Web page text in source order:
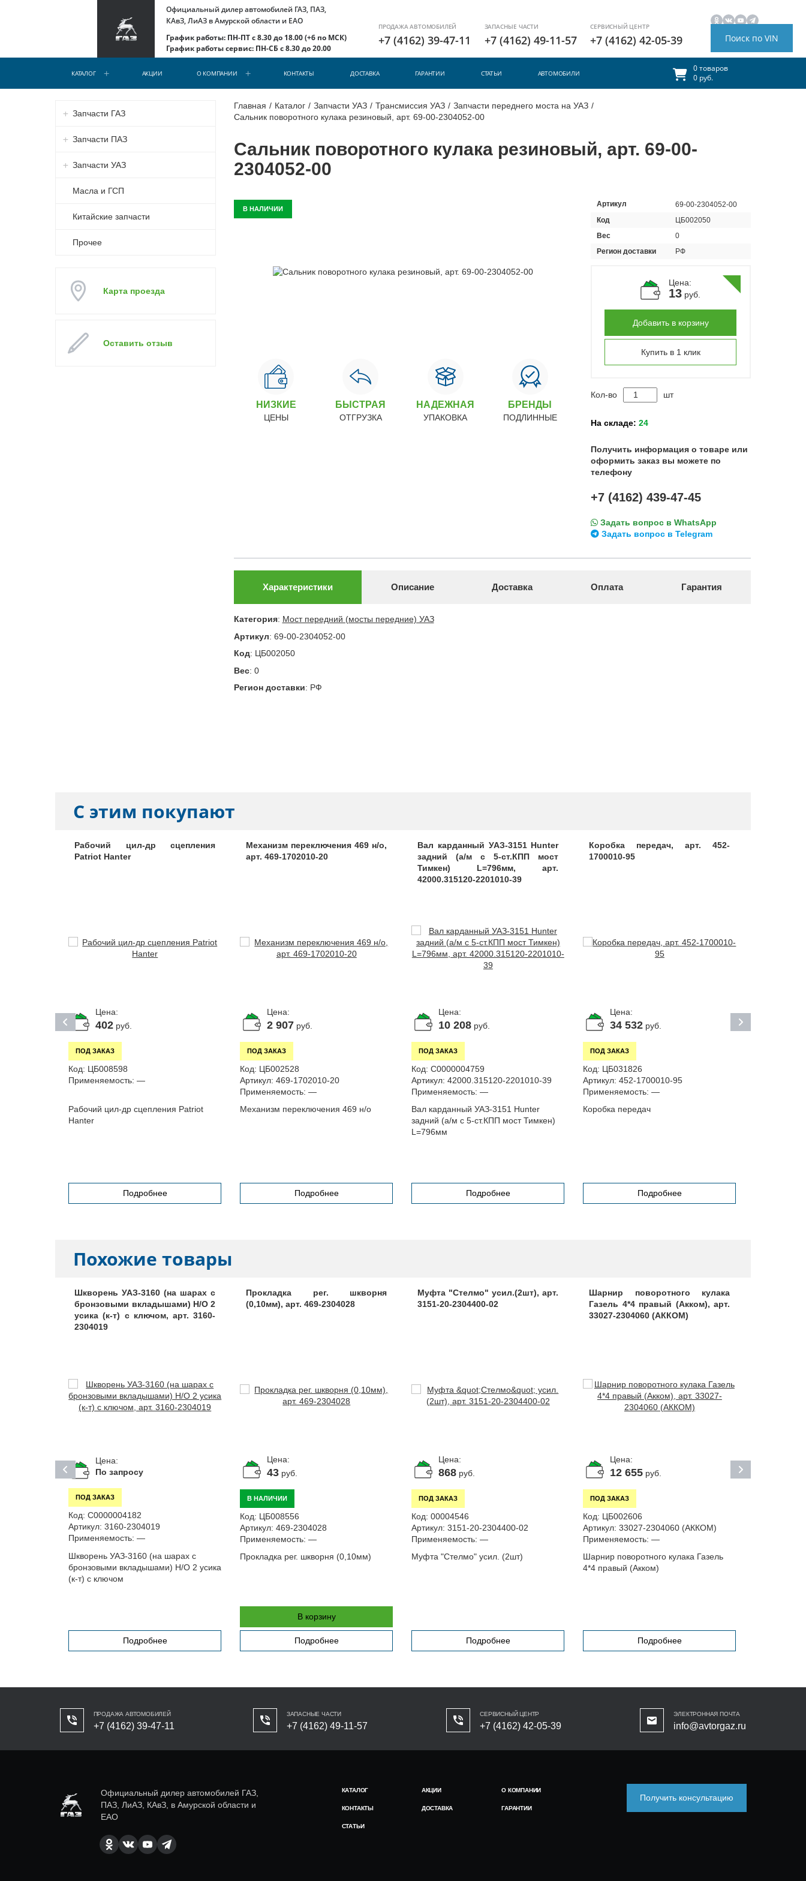
Официальный дилер автомобилей ГАЗ, ПАЗ,
КАвЗ, ЛиАЗ в Амурской области и ЕАО
График работы: ПН-ПТ с 8.30 до 18.00 (+6 по МСК)
График работы сервис: ПН-СБ с 8.30 до 20.00
ПРОДАЖА АВТОМОБИЛЕЙ
+7 (4162) 39-47-11
ЗАПАСНЫЕ ЧАСТИ
+7 (4162) 49-11-57
СЕРВИСНЫЙ ЦЕНТР
+7 (4162) 42-05-39 Поиск по VIN
КАТАЛОГ АКЦИИ О КОМПАНИИ КОНТАКТЫ ДОСТАВКА ГАРАНТИИ СТАТЬИ АВТОМОБИЛИ
0 товаров
0 руб.
Главная / Каталог / Запчасти УАЗ / Трансмиссия УАЗ / Запчасти переднего моста на УАЗ /
Сальник поворотного кулака резиновый, арт. 69-00-2304052-00
Сальник поворотного кулака резиновый, арт. 69-00-
2304052-00
Запчасти ГАЗ
Запчасти ПАЗ
Запчасти УАЗ
Масла и ГСП
Китайские запчасти
Прочее
Карта проезда
Оставить отзыв
В НАЛИЧИИ
НИЗКИЕ
ЦЕНЫ
БЫСТРАЯ
ОТГРУЗКА
НАДЕЖНАЯ
УПАКОВКА
БРЕНДЫ
ПОДЛИННЫЕ
Артикул
69-00-2304052-00
Код
ЦБ002050
Вес
0
Регион доставки
РФ
Цена:
13 руб.
Добавить в корзину
Купить в 1 клик
Кол-во шт
На складе: 24
Получить информация о товаре или
оформить заказ вы можете по
телефону
+7 (4162) 439-47-45
Задать вопрос в WhatsApp
Задать вопрос в Telegram
Характеристики Описание Доставка Оплата Гарантия
Категория: Мост передний (мосты передние) УАЗ
Артикул: 69-00-2304052-00
Код: ЦБ002050
Вес: 0
Регион доставки: РФ
С этим покупают
Рабочий цил-др сцепления
Patriot Hanter
Цена:
402 руб.
ПОД ЗАКАЗ
Код: ЦБ008598
Применяемость: —
Рабочий цил-др сцепления Patriot
Hanter
Подробнее
Механизм переключения 469 н/о,
арт. 469-1702010-20
Цена:
2 907 руб.
ПОД ЗАКАЗ
Код: ЦБ002528
Артикул: 469-1702010-20
Применяемость: —
Механизм переключения 469 н/о
Подробнее
Вал карданный УАЗ-3151 Hunter
задний (а/м с 5-ст.КПП мост
Тимкен) L=796мм, арт.
42000.315120-2201010-39
Цена:
10 208 руб.
ПОД ЗАКАЗ
Код: С0000004759
Артикул: 42000.315120-2201010-39
Применяемость: —
Вал карданный УАЗ-3151 Hunter
задний (а/м с 5-ст.КПП мост Тимкен)
L=796мм
Подробнее
Коробка передач, арт. 452-
1700010-95
Цена:
34 532 руб.
ПОД ЗАКАЗ
Код: ЦБ031826
Артикул: 452-1700010-95
Применяемость: —
Коробка передач
Подробнее
Похожие товары
Шкворень УАЗ-3160 (на шарах с
бронзовыми вкладышами) Н/О 2
усика (к-т) с ключом, арт. 3160-
2304019
Цена:
По запросу
ПОД ЗАКАЗ
Код: С0000004182
Артикул: 3160-2304019
Применяемость: —
Шкворень УАЗ-3160 (на шарах с
бронзовыми вкладышами) Н/О 2 усика
(к-т) с ключом
Подробнее
Прокладка рег. шкворня
(0,10мм), арт. 469-2304028
Цена:
43 руб.
В НАЛИЧИИ
Код: ЦБ008556
Артикул: 469-2304028
Применяемость: —
Прокладка рег. шкворня (0,10мм)
В корзину
Подробнее
Муфта "Стелмо" усил.(2шт), арт.
3151-20-2304400-02
Цена:
868 руб.
ПОД ЗАКАЗ
Код: 00004546
Артикул: 3151-20-2304400-02
Применяемость: —
Муфта "Стелмо" усил. (2шт)
Подробнее
Шарнир поворотного кулака
Газель 4*4 правый (Акком), арт.
33027-2304060 (АККОМ)
Цена:
12 655 руб.
ПОД ЗАКАЗ
Код: ЦБ002606
Артикул: 33027-2304060 (АККОМ)
Применяемость: —
Шарнир поворотного кулака Газель
4*4 правый (Акком)
Подробнее
ПРОДАЖА АВТОМОБИЛЕЙ
+7 (4162) 39-47-11
ЗАПАСНЫЕ ЧАСТИ
+7 (4162) 49-11-57
СЕРВИСНЫЙ ЦЕНТР
+7 (4162) 42-05-39
ЭЛЕКТРОННАЯ ПОЧТА
info@avtorgaz.ru
Официальный дилер автомобилей ГАЗ,
ПАЗ, ЛиАЗ, КАвЗ, в Амурской области и
ЕАО
КАТАЛОГ АКЦИИ О КОМПАНИИ
КОНТАКТЫ ДОСТАВКА ГАРАНТИИ
СТАТЬИ
Получить консультацию